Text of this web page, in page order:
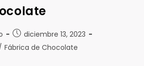
diciembre 13, 2023
Fábrica de Chocolate